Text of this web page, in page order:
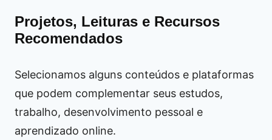
Projetos, Leituras e Recursos
Recomendados
Selecionamos alguns conteúdos e plataformas
que podem complementar seus estudos,
trabalho, desenvolvimento pessoal e
aprendizado online.